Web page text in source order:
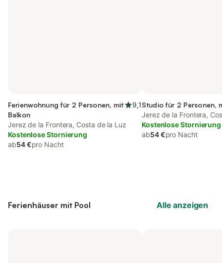
Ferienwohnung für 2 Personen, mit
Balkon
9,1
Jerez de la Frontera, Costa de la Luz
Kostenlose Stornierung
ab54 €pro Nacht
Studio für 2 Personen,
Jerez de la Frontera,
Kostenlose Stornierung
ab54 €pro Nacht
Ferienhäuser mit Pool Alle anzeigen